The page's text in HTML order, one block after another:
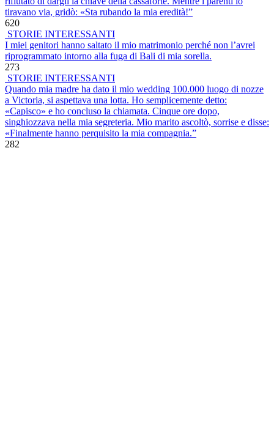
tiravano via, gridò: «Sta rubando la mia eredità!”
620
STORIE INTERESSANTI
I miei genitori hanno saltato il mio matrimonio perché non l’avrei
riprogrammato intorno alla fuga di Bali di mia sorella.
273
STORIE INTERESSANTI
Quando mia madre ha dato il mio wedding 100.000 luogo di nozze
a Victoria, si aspettava una lotta. Ho semplicemente detto:
«Capisco» e ho concluso la chiamata. Cinque ore dopo,
singhiozzava nella mia segreteria. Mio marito ascoltò, sorrise e disse:
«Finalmente hanno perquisito la mia compagnia.”
282